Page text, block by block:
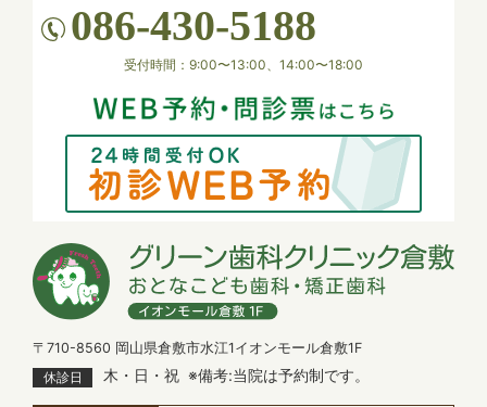
休診いたします。
解のほどお願い申し上げます。
2026.01.26
【休診のお知らせ】
1月27日（火）は午後休診となります。
何卒よろしくお願い申し上げます。
2025.11.12
【年末年始 休診のお知らせ】
す。
患者様にはご不便をおかけいたしますが、何卒ご理
086-430-5188
受付時間：9:00〜13:00、14:00〜18:00
〒710-8560 岡山県倉敷市水江1イオンモール倉敷1F
休診日
木・日・祝 ※備考:当院は予約制です。